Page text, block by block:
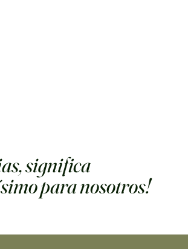
significa
para nosotros!